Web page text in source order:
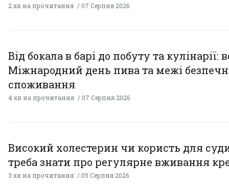
2 хв на прочитання 07 Серпня 2026
Від бокала в барі до побуту та кулінарії:
Міжнародний день пива та межі
споживання
4 хв на прочитання 07 Серпня 2026
Високий холестерин чи користь для
треба знати про регулярне вживання
3 хв на прочитання 05 Серпня 2026